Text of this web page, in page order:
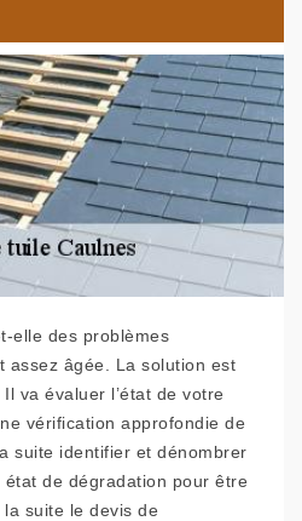
elle des problèmes
assez âgée. La solution est
va évaluer l’état de votre
vérification approfondie de
suite identifier et dénombrer
de dégradation pour être
suite le devis de